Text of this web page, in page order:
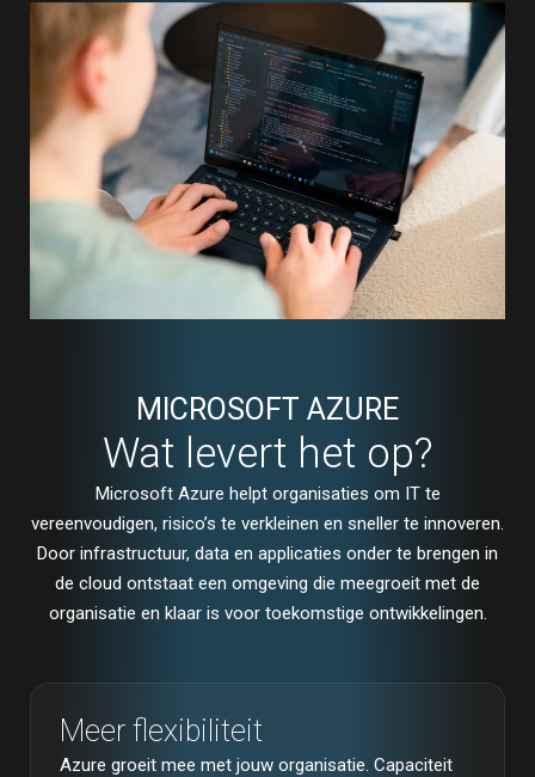
MICROSOFT AZURE
Wat levert het op?
Microsoft Azure helpt organisaties om IT te
vereenvoudigen, risico’s te verkleinen en sneller te innoveren.
Door infrastructuur, data en applicaties onder te brengen in
de cloud ontstaat een omgeving die meegroeit met de
organisatie en klaar is voor toekomstige ontwikkelingen.
Meer flexibiliteit
Azure groeit mee met jouw organisatie. Capaciteit